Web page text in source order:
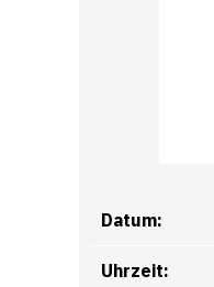
Datum:
Uhrzeit: